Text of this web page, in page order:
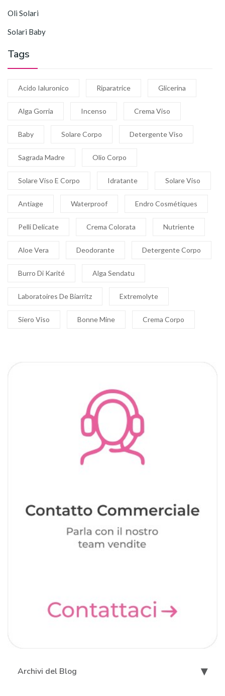
Oli Solari
Solari Baby
Tags
Acido Ialuronico Riparatrice Glicerina
Alga Gorria Incenso Crema Viso
Baby Solare Corpo Detergente Viso
Sagrada Madre Olio Corpo
Solare Viso E Corpo Idratante Solare Viso
Antiage Waterproof Endro Cosmétiques
Pelli Delicate Crema Colorata Nutriente
Aloe Vera Deodorante Detergente Corpo
Burro Di Karité Alga Sendatu
Laboratoires De Biarritz Extremolyte
Siero Viso Bonne Mine Crema Corpo
Archivi del Blog